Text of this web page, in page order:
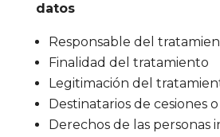
datos
Responsable del
Finalidad del tratamiento
Legitimación del
Destinatarios de cesiones
Derechos de las personas